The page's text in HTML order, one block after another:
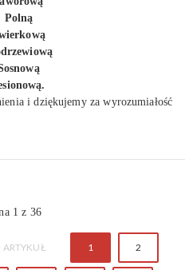
Polną
i dziękujemy za wyrozumiałość
1 z 36
ARTYKUŁ 1 2